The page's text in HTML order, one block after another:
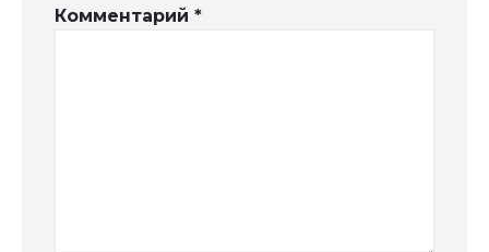
Комментарий *